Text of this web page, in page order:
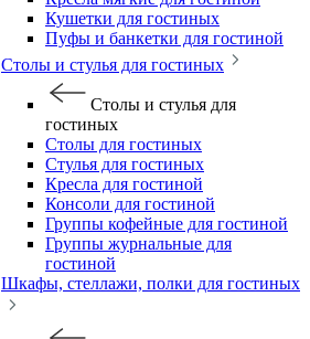
Кушетки для гостиных
Пуфы и банкетки для гостиной
Столы и стулья для гостиных
Столы и стулья для
гостиных
Столы для гостиных
Стулья для гостиных
Кресла для гостиной
Консоли для гостиной
Группы кофейные для гостиной
Группы журнальные для
гостиной
Шкафы, стеллажи, полки для гостиных